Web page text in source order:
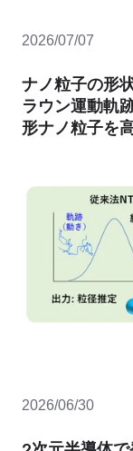
2026/07/07
ナノ粒子の形
ラウン運動軌
形ナノ粒子を
2026/06/30